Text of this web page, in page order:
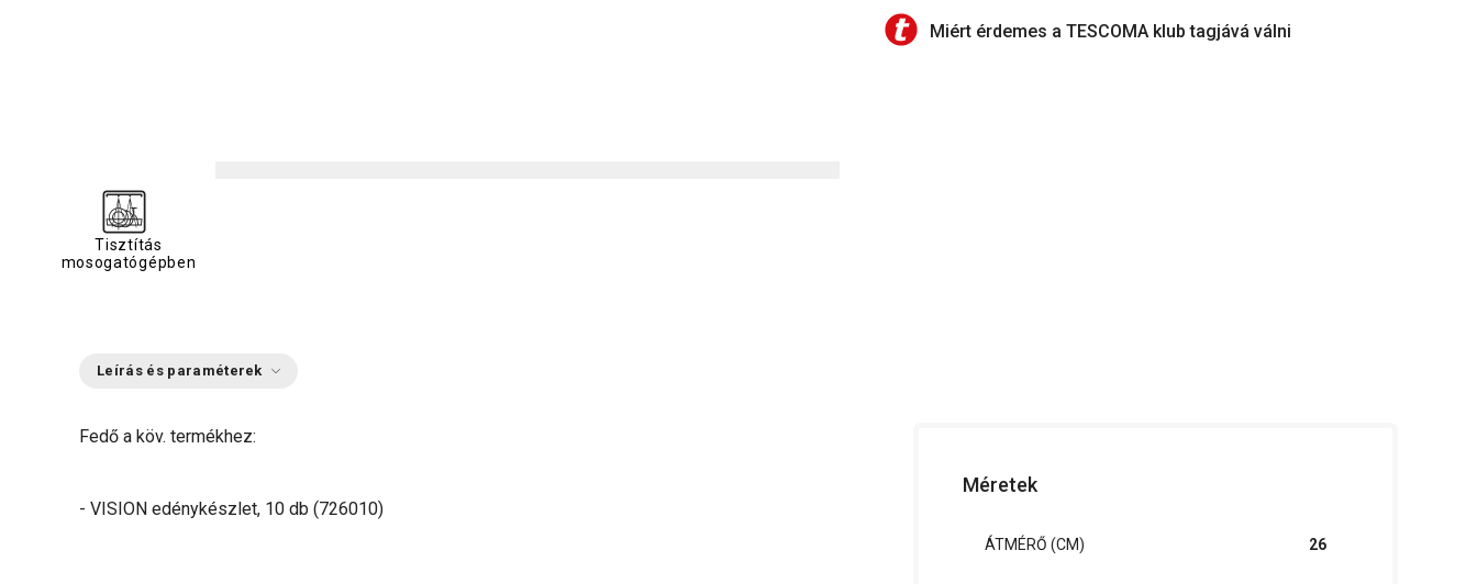
Miért érdemes a TESCOMA klub tagjává válni
Tisztítás
mosogatógépben
Leírás és paraméterek
Fedő a köv. termékhez:
- VISION edénykészlet, 10 db (726010)
Méretek
ÁTMÉRŐ (CM) 26